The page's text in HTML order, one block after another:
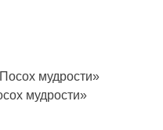
муд­рос­ти»